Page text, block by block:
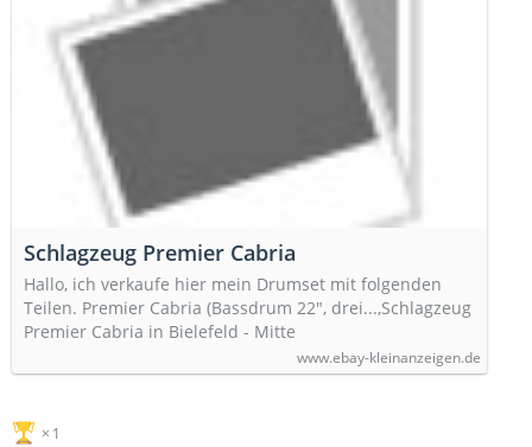
Schlagzeug Premier Cabria
Hallo, ich verkaufe hier mein Drumset mit folgenden
Teilen. Premier Cabria (Bassdrum 22", drei...,Schlagzeug
Premier Cabria in Bielefeld - Mitte
www.ebay-kleinanzeigen.de
1